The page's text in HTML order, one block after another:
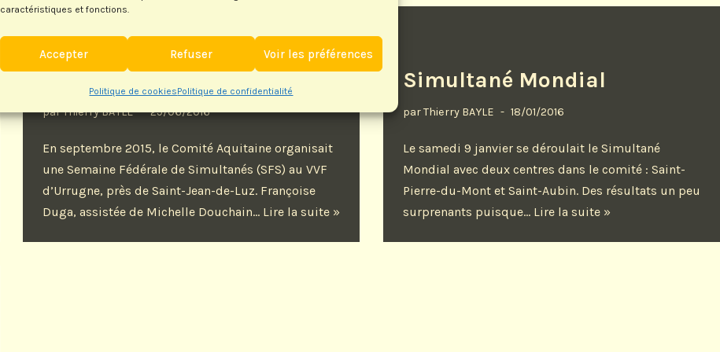
caractéristiques et fonctions.
Accepter Refuser Voir les préférences
Politique de cookiesPolitique de confidentialité
SFS à Urrugne
parThierry BAYLE 29/06/2016
En septembre 2015, le Comité Aquitaine organisait
une Semaine Fédérale de Simultanés (SFS) au VVF
d’Urrugne, près de Saint-Jean-de-Luz. Françoise
Duga, assistée de Michelle Douchain… Lire la suite »
Simultané Mondial
parThierry BAYLE 18/01/2016
Le samedi 9 janvier se déroulait le Simultané
Mondial avec deux centres dans le comité : Saint-
Pierre-du-Mont et Saint-Aubin. Des résultats un peu
surprenants puisque… Lire la suite »